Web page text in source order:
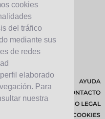
cookies
del tráfico
mediante sus
de redes
elaborado
Para
nuestra
AYUDA
CONTACTO
AVISO LEGAL
POLÍTICA DE COOKIES